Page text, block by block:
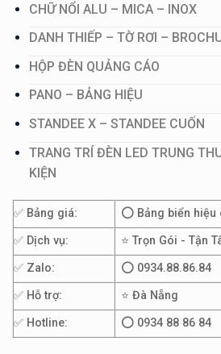
CHỮ NỔI ALU – MICA – INOX
DANH THIẾP – TỜ RƠI –
HỘP ĐÈN QUẢNG CÁO
PANO – BẢNG HIỆU
STANDEE X – STANDEE CUỐN
TRANG TRÍ ĐÈN LED TRUNG
KIỆN
✅ Bảng giá:
⭕ Bảng biển hiệu
✅ Dịch vụ:
⭐ Trọn Gói - Tận
✅ Zalo:
⭕ 0934.88.86.84
✅ Hỗ trợ:
⭐ Đà Nẵng
✅ Hotline:
⭕ 0934 88 86 84